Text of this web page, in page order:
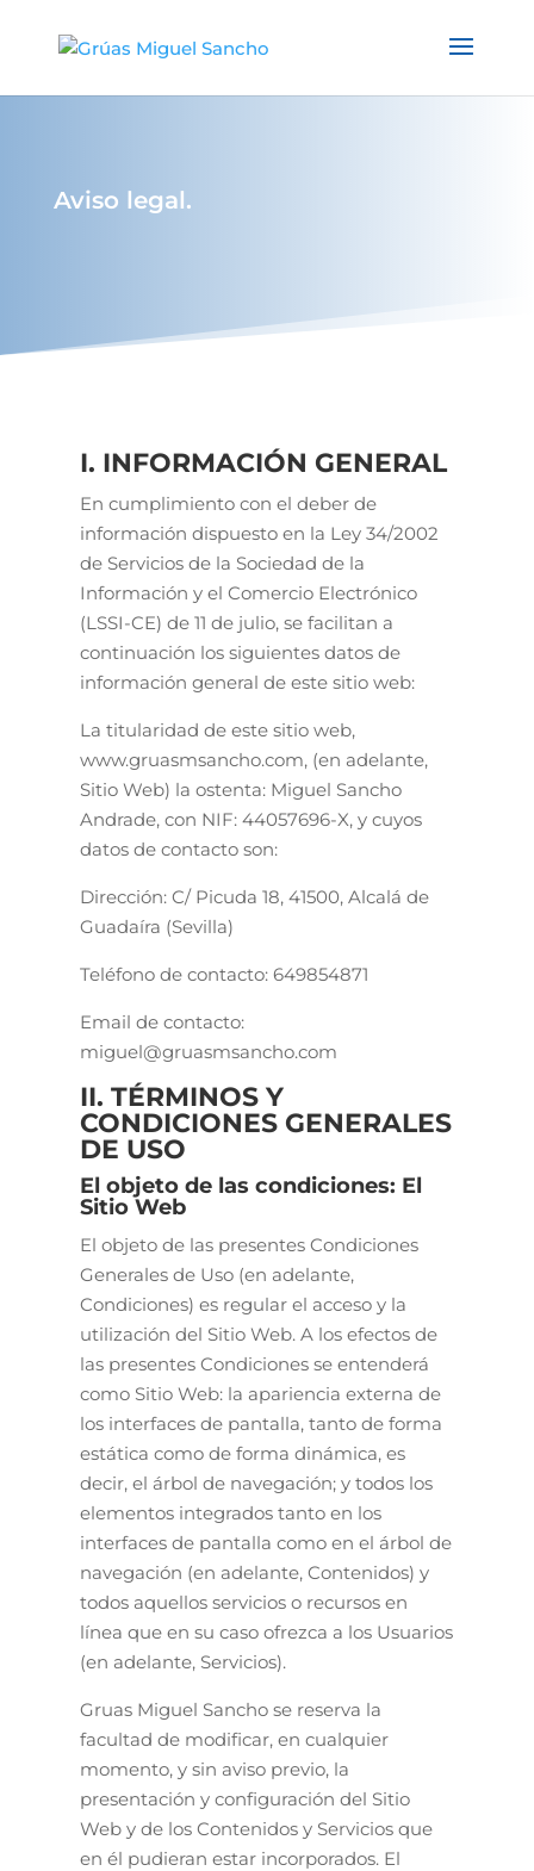
Aviso legal.
I. INFORMACIÓN GENERAL
En cumplimiento con el deber de
información dispuesto en la Ley 34/2002
de Servicios de la Sociedad de la
Información y el Comercio Electrónico
(LSSI-CE) de 11 de julio, se facilitan a
continuación los siguientes datos de
información general de este sitio web:
La titularidad de este sitio web,
www.gruasmsancho.com, (en adelante,
Sitio Web) la ostenta: Miguel Sancho
Andrade, con NIF: 44057696-X, y cuyos
datos de contacto son:
Dirección: C/ Picuda 18, 41500, Alcalá de
Guadaíra (Sevilla)
Teléfono de contacto: 649854871
Email de contacto:
miguel@gruasmsancho.com
II. TÉRMINOS Y
CONDICIONES GENERALES
DE USO
El objeto de las condiciones: El
Sitio Web
El objeto de las presentes Condiciones
Generales de Uso (en adelante,
Condiciones) es regular el acceso y la
utilización del Sitio Web. A los efectos de
las presentes Condiciones se entenderá
como Sitio Web: la apariencia externa de
los interfaces de pantalla, tanto de forma
estática como de forma dinámica, es
decir, el árbol de navegación; y todos los
elementos integrados tanto en los
interfaces de pantalla como en el árbol de
navegación (en adelante, Contenidos) y
todos aquellos servicios o recursos en
línea que en su caso ofrezca a los Usuarios
(en adelante, Servicios).
Gruas Miguel Sancho se reserva la
facultad de modificar, en cualquier
momento, y sin aviso previo, la
presentación y configuración del Sitio
Web y de los Contenidos y Servicios que
en él pudieran estar incorporados. El